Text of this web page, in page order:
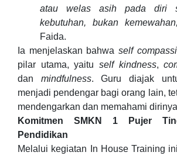
atau welas asih pada diri
kebutuhan, bukan
Faida.
Ia menjelaskan bahwa self
pilar utama, yaitu self kindness,
dan mindfulness. Guru diajak
menjadi pendengar bagi orang lain,
mendengarkan dan memahami
Komitmen SMKN 1 Pujer
Pendidikan
Melalui kegiatan In House Training